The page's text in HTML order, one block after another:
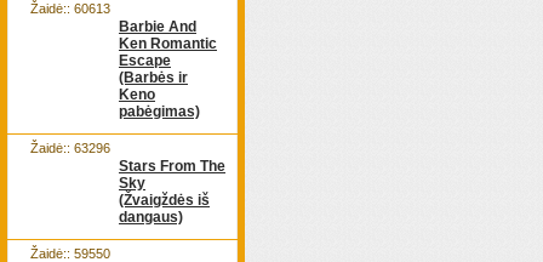
Barbie And
Ken Romantic
Escape
(Barbės ir
Keno
pabėgimas)
Žaidė:: 60613
Stars From The
Sky
(Žvaigždės iš
dangaus)
Žaidė:: 63296
Žaidė:: 59550